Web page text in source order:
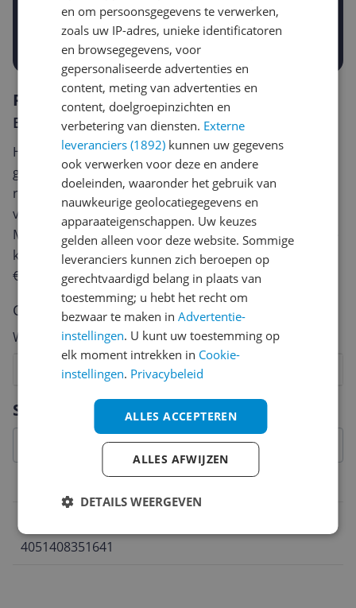
-10% -15%
Prijsalert aanzetten
Specificaties
4051408351641
Reviews
Er zijn nog geen reviews geschreven
Heb jij dit product in bezit en wil je graag je mening
geven? Start dan hieronder met het schrijven van je
review. Afhankelijk van de details duurt het schrijven
van een review gemiddeld tussen de 3 en 10 minuten.
Met jouw mening help je andere bezoekers een betere
keuze te maken én maak je iedere maand kans op
€250,-!
Klik hier voor de actievoorwaarden.
Cijfer
Welk cijfer geef jij dit product?
6
5
4
3
2
Vraag 1 van 4
en om persoonsgegevens te verwerken,
zoals uw IP-adres, unieke identificatoren
en browsegegevens, voor
gepersonaliseerde advertenties en
content, meting van advertenties en
content, doelgroepinzichten en
verbetering van diensten. Externe
leveranciers (1892) kunnen uw gegevens
ook verwerken voor deze en andere
doeleinden, waaronder het gebruik van
nauwkeurige geolocatiegegevens en
apparaateigenschappen. Uw keuzes
gelden alleen voor deze website. Sommige
leveranciers kunnen zich beroepen op
gerechtvaardigd belang in plaats van
toestemming; u hebt het recht om
bezwaar te maken inAdvertentie-
instellingen. U kunt uw toestemming op
elk moment intrekken in Cookie-
instellingen. Privacybeleid
ALLES ACCEPTEREN
ALLES AFWIJZEN
DETAILS WEERGEVEN